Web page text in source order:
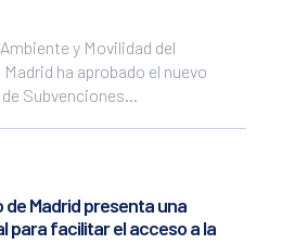
y Movilidad del
ha aprobado el nuevo
Subvenciones...
de Madrid presenta una
para facilitar el acceso a la